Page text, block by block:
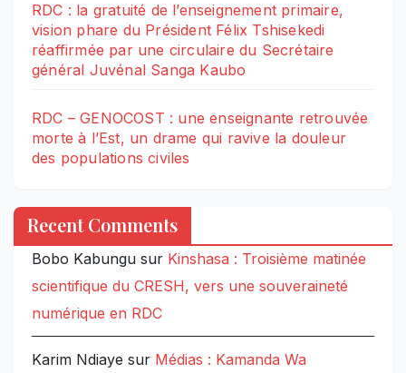
RDC : la gratuité de l’enseignement primaire,
vision phare du Président Félix Tshisekedi
réaffirmée par une circulaire du Secrétaire
général Juvénal Sanga Kaubo
RDC – GENOCOST : une enseignante retrouvée
morte à l’Est, un drame qui ravive la douleur
des populations civiles
Recent Comments
Bobo Kabungu sur Kinshasa : Troisième matinée
scientifique du CRESH, vers une souveraineté
numérique en RDC
Karim Ndiaye sur Médias : Kamanda Wa